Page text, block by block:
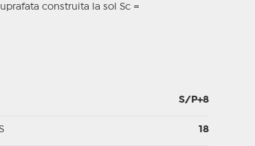
construita la sol Sc =
S/P+8
18